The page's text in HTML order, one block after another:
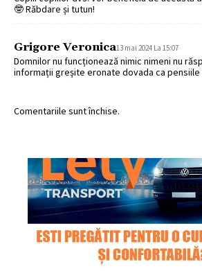
🤓 Răbdare și tutun!
Grigore Veronica13 mai 2024 La 15:07
Domnilor nu funcționează nimic nimeni nu
informații greșite eronate dovada ca
Comentariile sunt închise.